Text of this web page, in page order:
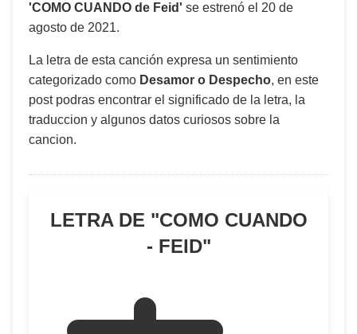
'COMO CUANDO de Feid' se estrenó el 20 de
agosto de 2021.
La letra de esta canción expresa un sentimiento
categorizado como Desamor o Despecho, en este
post podras encontrar el significado de la letra, la
traduccion y algunos datos curiosos sobre la
cancion.
LETRA DE "COMO CUANDO
- FEID"